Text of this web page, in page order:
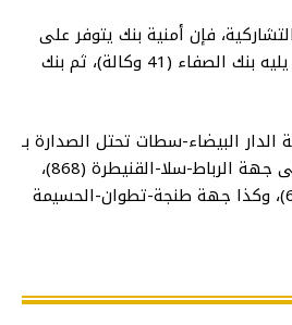
فإن أمنية بنك يتوفر على
أوسع شبكة بـ 52 وكالة، يليه بنك الصفاء (41 وكالة)، ثم بنك
البيضاء-سطات تحتل الصدارة بـ
1.651 وكالة، متقدمة على جهة الرباط-سلا-القنيطرة (868)،
وجهة فاس-مكناس (674)، وكذا جهة طنجة-تطوان-الحسيمة